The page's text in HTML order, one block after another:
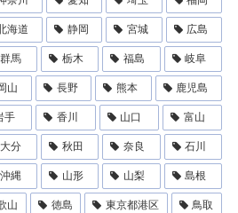
海道 静岡 宮城 広島
群馬 栃木 福島 岐阜
山 長野 熊本 鹿児島
手 香川 山口 富山
大分 秋田 奈良 石川
沖縄 山形 山梨 島根
山 徳島 東京都港区 鳥取